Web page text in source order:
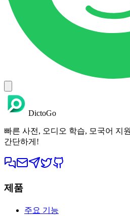
DictoGo
빠른 사전, 오디오 학습, 모국어 지
간단하게!
제품
주요 기능